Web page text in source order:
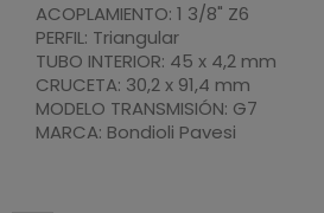
ACOPLAMIENTO: 1 3/8" Z6
PERFIL: Triangular
TUBO INTERIOR: 45 x 4,2 mm
CRUCETA: 30,2 x 91,4 mm
MODELO TRANSMISIÓN: G7
MARCA: Bondioli Pavesi